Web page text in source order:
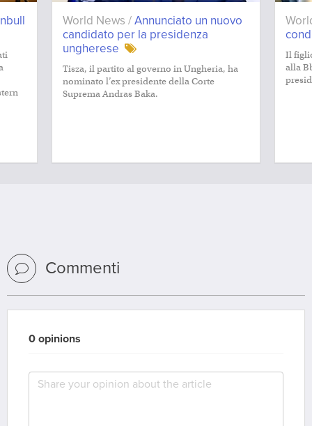
World News /Annunciato un nuovo
candidato per la presidenza
ungherese
Tisza, il partito al governo in Ungheria, ha
nominato l’ex presidente della Corte
Suprema Andras Baka.
Il
alla
Commenti
0 opinions